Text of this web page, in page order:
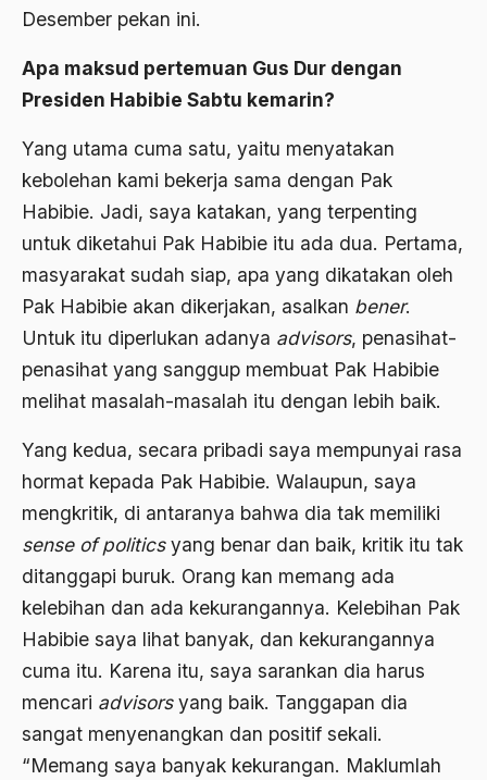
Desember pekan ini.
Apa maksud pertemuan Gus Dur dengan
Presiden Habibie Sabtu kemarin?
Yang utama cuma satu, yaitu menyatakan
kebolehan kami bekerja sama dengan Pak
Habibie. Jadi, saya katakan, yang terpenting
untuk diketahui Pak Habibie itu ada dua. Pertama,
masyarakat sudah siap, apa yang dikatakan oleh
Pak Habibie akan dikerjakan, asalkan bener.
Untuk itu diperlukan adanya advisors, penasihat-
penasihat yang sanggup membuat Pak Habibie
melihat masalah-masalah itu dengan lebih baik.
Yang kedua, secara pribadi saya mempunyai rasa
hormat kepada Pak Habibie. Walaupun, saya
mengkritik, di antaranya bahwa dia tak memiliki
sense of politicsyang benar dan baik, kritik itu tak
ditanggapi buruk. Orang kan memang ada
kelebihan dan ada kekurangannya. Kelebihan Pak
Habibie saya lihat banyak, dan kekurangannya
cuma itu. Karena itu, saya sarankan dia harus
mencari advisorsyang baik. Tanggapan dia
sangat menyenangkan dan positif sekali.
“Memang saya banyak kekurangan. Maklumlah
1976
1974
1973
1972
1971
Afganistan
Afrika
Afrika utara
agama
Agama & Negara
Agama Asli Indonesia
Agama dan Negara
Agama dan negaraa
Agama dan Praktis
Agama Demokrasi
Agama di Asia
agama elitis
Agama Hukum
Agama Inovasi
Agama Islam